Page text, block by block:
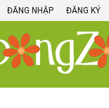
ĐĂNG NHẬP ĐĂNG KÝ